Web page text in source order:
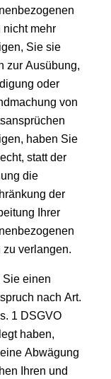
nicht mehr
Sie sie
zur Ausübung,
oder
von
haben Sie
statt der
die
der
Ihrer
zu verlangen.
Sie einen
nach Art.
1 DSGVO
haben,
Abwägung
Ihren und